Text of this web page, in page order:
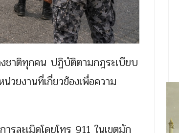
งชาติทุกคน ปฏิบัติตามกฎระเบียบ
ยงานที่เกี่ยวข้องเพื่อความ
ละเมิดโดยโทร 911 ในเขตมัก